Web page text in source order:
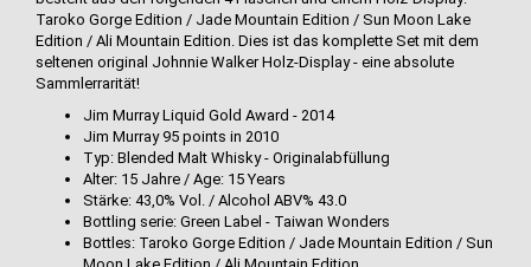
Taroko Gorge Edition / Jade Mountain Edition / Sun Moon Lake
Edition / Ali Mountain Edition. Dies ist das komplette Set mit dem
seltenen original Johnnie Walker Holz-Display - eine absolute
Sammlerrarität!
Jim Murray Liquid Gold Award - 2014
Jim Murray 95 points in 2010
Typ: Blended Malt Whisky - Originalabfüllung
Alter: 15 Jahre / Age: 15 Years
Stärke: 43,0% Vol. / Alcohol ABV% 43.0
Bottling serie: Green Label - Taiwan Wonders
Bottles: Taroko Gorge Edition / Jade Mountain Edition / Sun